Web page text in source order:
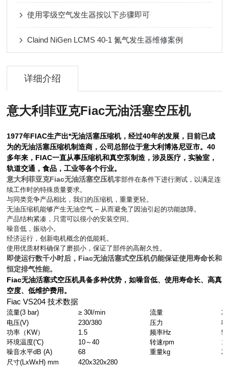
使用零级空气发生器按以下步骤即可
Claind NiGen LCMS 40-1 氮气发生器维修案例
详细介绍
意大利菲亚克Fiac无油活塞空压机
1977年FIAC生产出*无油活塞压缩机，经过40年的发展，目前已成
为的无油活塞压缩机制造商，公司总部位于意大利博洛尼亚市。40
多年来，FIAC一直从事压缩机和真空泵制造，涉及医疗，实验室，
轨道交通，食品，工业等各个行业。
意大利菲亚克Fiac无油活塞空压机零部件在条件下进行测试，以满足连
续工作时的特殊质量要求。
与同类竞争产品相比，我们的压缩机，重量更轻。
无油压缩机能够产生无油空气 – 从而避免了因油引起的功能故障。
产品结构紧凑，只需可以很小的安装空间。
噪音低，振动小。
经济运行，创新电机概念的低能耗。
使用优质材料确保了磨损小，保证了部件的高耐久性。
即使运行数千小时后，Fiac无油活塞式空压机仍能保证使用寿命长和
恒定排气性能。
Fiac无油活塞式空压机具备多种优势，如噪音低、使用寿命长、高真
空度、低维护费用。
Fiac VS204 技术数据
流量(3 bar) ≥ 30l/min 流量
电压(V)
230/380 压力
功率（KW）
1.5 频率Hz
50
环境温度(℃)
10～40 转速rpm
噪音水平dB (A)
68 重量kg
25
尺寸(LxWxH) mm
420x320x280